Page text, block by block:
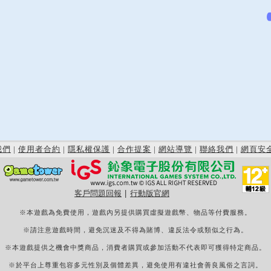
們 | 使用者合約 | 隱私權保護 | 合作提案 | 網站導覽 | 聯絡我們 | 網頁安
客戶問題回報 行動版官網
※本遊戲為免費使用，遊戲內另提供購買虛擬遊戲幣、物品等付費服務。
※請注意遊戲時間，避免沉迷及不得為賭博、違反法令或類似之行為。
※本遊戲提供之機會中獎商品，消費者購買或參加活動不代表即可獲得特定商品。
※於平台上尊重包容多元性別及個體差異，避免使用有違社會善良風俗之言詞。